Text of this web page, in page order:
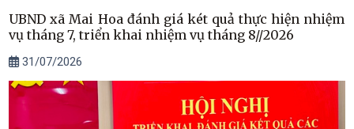
UBND xã Mai Hoa đánh giá két quả thực hiện nhiệm
vụ tháng 7, triển khai nhiệm vụ tháng 8//2026
31/07/2026